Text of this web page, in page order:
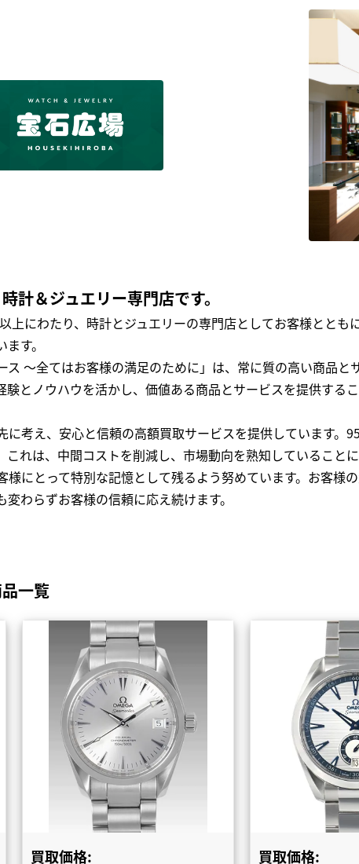
計＆ジュエリー専門店です。
上にわたり、時計とジュエリーの専門店としてお客様とと
す。
～全てはお客様の満足のために」は、常に質の高い商品
験とノウハウを活かし、価値ある商品とサービスを提供する
考え、安心と信頼の高額買取サービスを提供しています。
れは、中間コストを削減し、市場動向を熟知していることに
にとって特別な記憶として残るよう努めています。お客様
わらずお客様の信頼に応え続けます。
一覧
買取価格: 買取価格: